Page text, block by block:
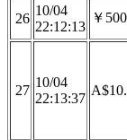
26
10/04
22:12:13
￥500
27
10/04
22:13:37